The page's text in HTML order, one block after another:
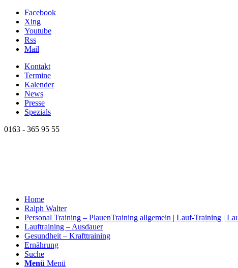
Facebook
Xing
Youtube
Rss
Mail
Kontakt
Termine
Kalender
News
Presse
Spezials
0163 - 365 95 55
Home
Ralph Walter
Personal Training – PlauenTraining allgemein | Lauf-Training |
Lauftraining – Ausdauer
Gesundheit – Krafttraining
Ernährung
Suche
Menü Menü